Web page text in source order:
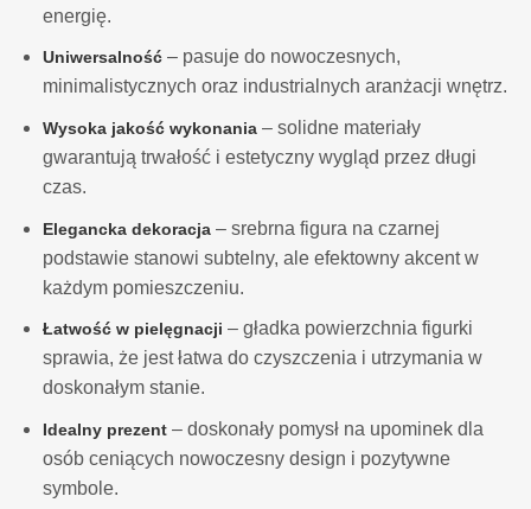
energię.
Uniwersalność– pasuje do nowoczesnych,
minimalistycznych oraz industrialnych aranżacji wnętrz.
Wysoka jakość wykonania– solidne materiały
gwarantują trwałość i estetyczny wygląd przez długi
czas.
Elegancka dekoracja– srebrna figura na czarnej
podstawie stanowi subtelny, ale efektowny akcent w
każdym pomieszczeniu.
Łatwość w pielęgnacji – gładka powierzchnia figurki
sprawia, że jest łatwa do czyszczenia i utrzymania w
doskonałym stanie.
Idealny prezent– doskonały pomysł na upominek dla
osób ceniących nowoczesny design i pozytywne
symbole.